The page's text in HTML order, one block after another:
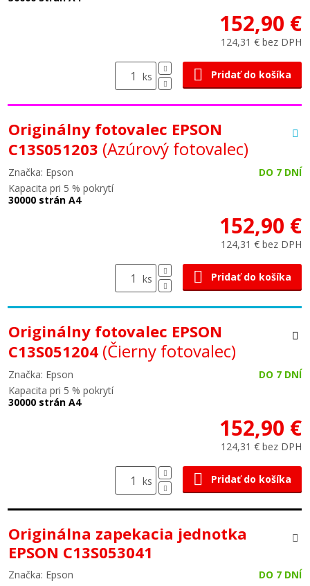
152,90 €
124,31 € bez DPH
ks Pridať do košíka
Originálny fotovalec EPSON
C13S051203 (Azúrový fotovalec)
Značka: Epson
DO 7 DNÍ
Kapacita pri 5 % pokrytí
30000 strán A4
152,90 €
124,31 € bez DPH
ks Pridať do košíka
Originálny fotovalec EPSON
C13S051204 (Čierny fotovalec)
Značka: Epson
DO 7 DNÍ
Kapacita pri 5 % pokrytí
30000 strán A4
152,90 €
124,31 € bez DPH
ks Pridať do košíka
Originálna zapekacia jednotka
EPSON C13S053041
Značka: Epson
DO 7 DNÍ